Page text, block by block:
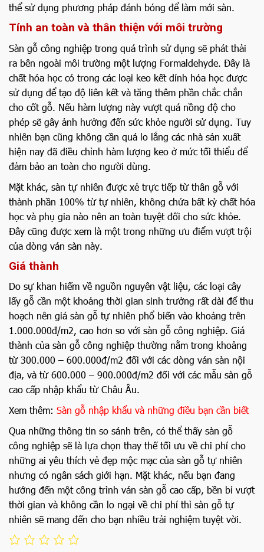
thể sử dụng phương pháp đánh bóng để làm mới sàn.
Tính an toàn và thân thiện với môi trường
Sàn gỗ công nghiệp trong quá trình sử dụng sẽ phát thải
ra bên ngoài môi trường một lượng Formaldehyde. Đây là
chất hóa học có trong các loại keo kết dính hóa học được
sử dụng để tạo độ liên kết và tăng thêm phần chắc chắn
cho cốt gỗ. Nếu hàm lượng này vượt quá nồng độ cho
phép sẽ gây ảnh hưởng đến sức khỏe người sử dụng. Tuy
nhiên bạn cũng không cần quá lo lắng các nhà sản xuất
hiện nay đã điều chỉnh hàm lượng keo ở mức tối thiểu để
đảm bảo an toàn cho người dùng.
Mặt khác, sàn tự nhiên được xẻ trực tiếp từ thân gỗ với
thành phần 100% từ tự nhiên, không chứa bất kỳ chất hóa
học và phụ gia nào nên an toàn tuyệt đối cho sức khỏe.
Đây cũng được xem là một trong những ưu điểm vượt trội
của dòng ván sàn này.
Giá thành
Do sự khan hiếm về nguồn nguyên vật liệu, các loại cây
lấy gỗ cần một khoảng thời gian sinh trưởng rất dài để thu
hoạch nên giá sàn gỗ tự nhiên phổ biến vào khoảng trên
1.000.000đ/m2, cao hơn so với sàn gỗ công nghiệp. Giá
thành của sàn gỗ công nghiệp thường nằm trong khoảng
từ 300.000 – 600.000đ/m2 đối với các dòng ván sàn nội
địa, và từ 600.000 – 900.000đ/m2 đối với các mẫu sàn gỗ
cao cấp nhập khẩu từ Châu Âu.
Xem thêm: Sàn gỗ nhập khẩu và những điều bạn cần biết
Qua những thông tin so sánh trên, có thể thấy sàn gỗ
công nghiệp sẽ là lựa chọn thay thế tối ưu về chi phí cho
những ai yêu thích vẻ đẹp mộc mạc của sàn gỗ tự nhiên
nhưng có ngân sách giới hạn. Mặt khác, nếu bạn đang
hướng đến một công trình ván sàn gỗ cao cấp, bền bỉ vượt
thời gian và không cần lo ngại về chi phí thì sàn gỗ tự
nhiên sẽ mang đến cho bạn nhiều trải nghiệm tuyệt vời.